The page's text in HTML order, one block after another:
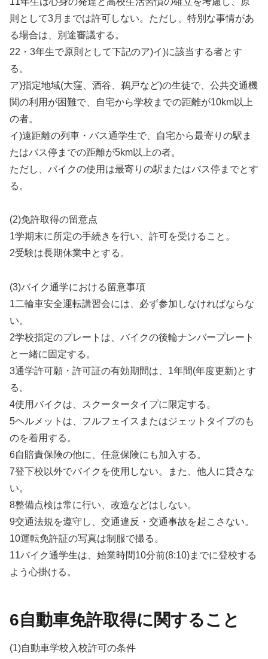
則として3月までは許可しない。ただし、特別な事情があ
る場合は、別途審議する。
22・3年生で原則として下記のア)イ)に該当する者とす
る。
ア)指定地域(大窪、酒谷、鵜戸など)の生徒で、公共交通機
関の利用が困難で、自宅から学校までの距離が10km以上
の者。
イ)遠距離の列車・バス通学生で、自宅から最寄りの駅ま
たはバス停までの距離が5km以上の者。
ただし、バイクの使用は最寄りの駅またはバス停までとす
る。
(2)免許取得の留意点
1学期末に所定の手続きを行い、許可を受けること。
2受験は長期休業中とする。
(3)バイク通学における留意事項
1二輪車安全運転講習会には、必ず参加しなければならな
い。
2学校指定のプレートは、バイクの後輪ナンバープレート
と一緒に固定する。
3通学許可願・許可証の有効期間は、1年間(年度更新)とす
る。
4使用バイクは、スクータータイプに限定する。
5ヘルメットは、フルフェイスまたはジェットタイプのも
のを着用する。
6自賠責保険の他に、任意保険にも加入する。
7登下校以外でバイクを使用しない。また、他人に貸さな
い。
8整備点検は常に行い、改造などはしない。
9交通法規を遵守し、交通違反・交通事故を起こさない。
10運転免許証の写真は制服で撮る。
11バイク通学生は、始業時間10分前(8:10)までに登校する
よう心掛ける。
6自動車免許取得に関すること
(1)自動車学校入校許可の条件